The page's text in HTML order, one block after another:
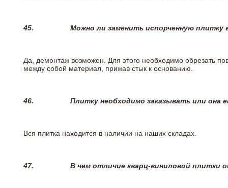
45. Можно ли заменить испорченную плитку
Да, демонтаж возможен. Для этого необходимо обрезать
между собой материал, прижав стык к основанию.
46. Плитку необходимо заказывать или она
Вся плитка находится в наличии на наших складах.
47. В чем отличие кварц-виниловой плитки